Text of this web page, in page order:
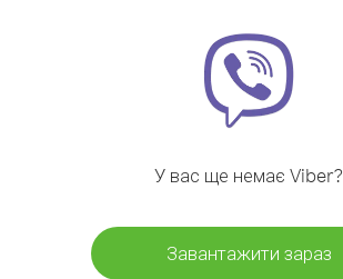
У вас ще немає Viber?
Завантажити зараз